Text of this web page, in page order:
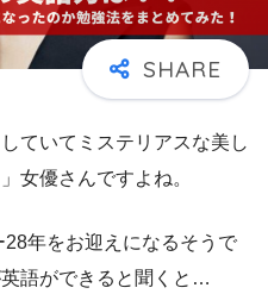
ていてミステリアスな美し
女優さんですよね。
年をお迎えになるそうで
語ができると聞くと…